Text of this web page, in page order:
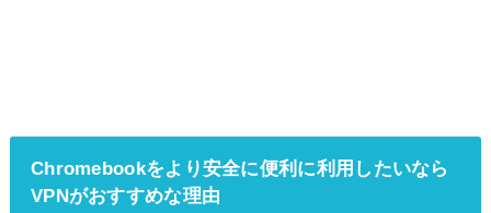
Chromebookをより安全に便利に利用したいなら
VPNがおすすめな理由